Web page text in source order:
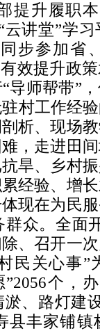
提升履职
讲堂”学
步参加省
效提升政
导师帮带”
村工作经
析、现场
，走进田
旱、乡村
经验、增
现在为民
众。全面
、召开一
民关心事”
个，
、路灯建
县丰家铺镇